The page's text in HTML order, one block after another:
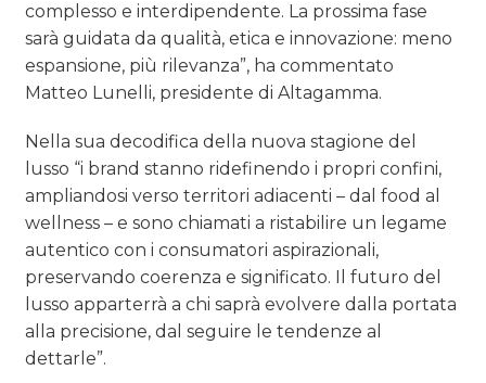
complesso e interdipendente. La prossima fase
sarà guidata da qualità, etica e innovazione: meno
espansione, più rilevanza”, ha commentato
Matteo Lunelli, presidente di Altagamma.
Nella sua decodifica della nuova stagione del
lusso “i brand stanno ridefinendo i propri confini,
ampliandosi verso territori adiacenti – dal food al
wellness – e sono chiamati a ristabilire un legame
autentico con i consumatori aspirazionali,
preservando coerenza e significato. Il futuro del
lusso apparterrà a chi saprà evolvere dalla portata
alla precisione, dal seguire le tendenze al
dettarle”.